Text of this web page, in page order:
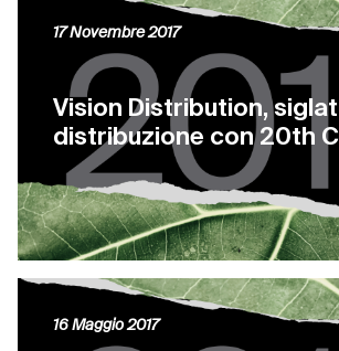
Vision Distribution,
distribuzione con 20th
17 Novembre 2017
16 Maggio 2017